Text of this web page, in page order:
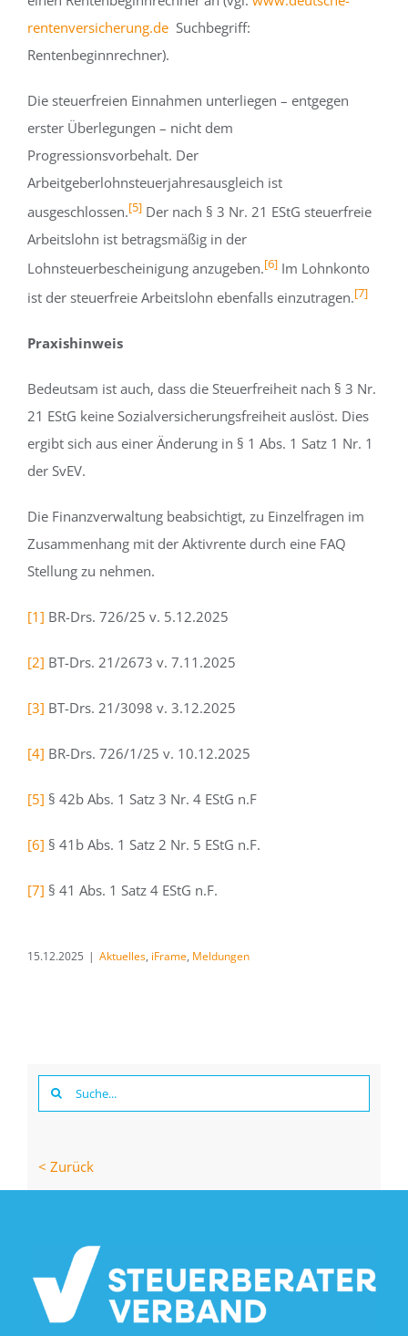
rentenversicherung.deSuchbegriff:
Rentenbeginnrechner).
Die steuerfreien Einnahmen unterliegen – entgegen
erster Überlegungen – nicht dem
Progressionsvorbehalt. Der
Arbeitgeberlohnsteuerjahresausgleich ist
ausgeschlossen.[5]Der nach § 3 Nr. 21 EStG steuerfreie
Arbeitslohn ist betragsmäßig in der
Lohnsteuerbescheinigung anzugeben.[6]Im Lohnkonto
ist der steuerfreie Arbeitslohn ebenfalls einzutragen.[7]
Praxishinweis
Bedeutsam ist auch, dass die Steuerfreiheit nach § 3 Nr.
21 EStG keine Sozialversicherungsfreiheit auslöst. Dies
ergibt sich aus einer Änderung in § 1 Abs. 1 Satz 1 Nr. 1
der SvEV.
Die Finanzverwaltung beabsichtigt, zu Einzelfragen im
Zusammenhang mit der Aktivrente durch eine FAQ
Stellung zu nehmen.
[1] BR-Drs. 726/25 v. 5.12.2025
[2] BT-Drs. 21/2673 v. 7.11.2025
[3] BT-Drs. 21/3098 v. 3.12.2025
[4] BR-Drs. 726/1/25 v. 10.12.2025
[5] § 42b Abs. 1 Satz 3 Nr. 4 EStG n.F
[6] § 41b Abs. 1 Satz 2 Nr. 5 EStG n.F.
[7] § 41 Abs. 1 Satz 4 EStG n.F.
15.12.2025 | Aktuelles, iFrame, Meldungen
Suche
nach:
< Zurück